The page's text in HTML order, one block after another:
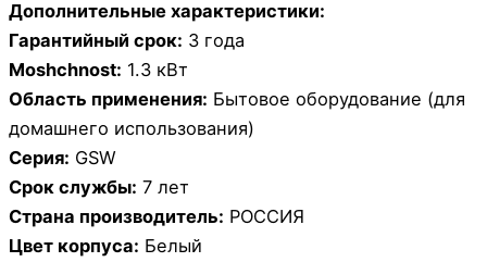
Дополнительные характеристики:
Гарантийный срок: 3 года
Moshchnost: 1.3 кВт
Область применения: Бытовое оборудование (для
домашнего использования)
Серия: GSW
Срок службы: 7 лет
Страна производитель: РОССИЯ
Цвет корпуса: Белый